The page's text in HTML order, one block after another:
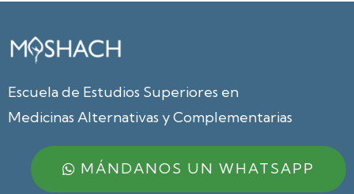
Escuela de Estudios Superiores en
Medicinas Alternativas y Complementarias
MÁNDANOS UN WHATSAPP